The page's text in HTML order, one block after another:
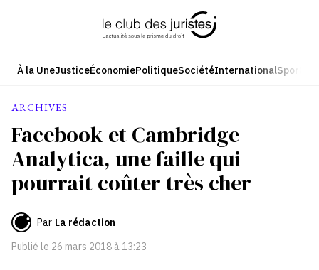
À la UneJusticeÉconomiePolitiqueSociétéInternationalSport
ARCHIVES
Facebook et Cambridge
Analytica, une faille qui
pourrait coûter très cher
Par La rédaction
Publié le 26 mars 2018 à 13:23